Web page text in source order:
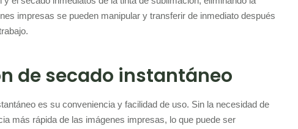
impresas se pueden manipular y transferir de inmediato después
de secado instantáneo
es su conveniencia y facilidad de uso. Sin la necesidad de
más rápida de las imágenes impresas, lo que puede ser